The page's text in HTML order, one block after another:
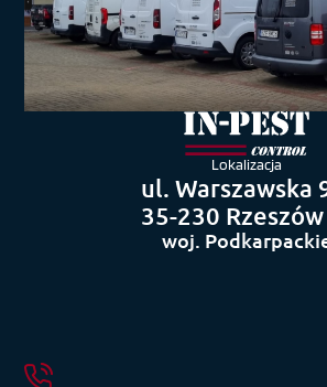
Lokalizacja
ul. Warszawska
35-230 Rzeszów
woj.